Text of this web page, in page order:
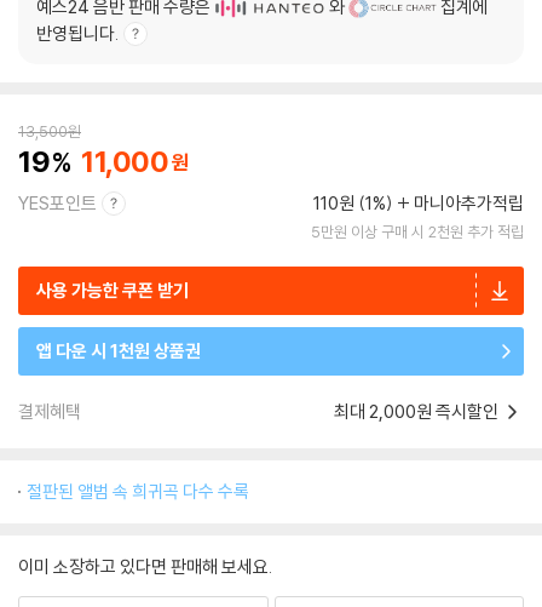
예스24 음반 판매 수량은 와
집계에
반영됩니다.
13,500원
19 11,000
YES포인트 110원 (1%) 마니아추가적립
5만원 이상 구매 시 2천원 추가 적립
사용 가능한 쿠폰 받기
앱 다운 시 1천원 상품권
결제혜택 최대 2,000원 즉시할인
절판된 앨범 속 희귀곡 다수 수록
이미 소장하고 있다면 판매해 보세요.